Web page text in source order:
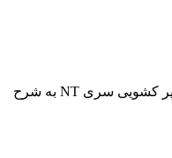
مشخصات کلید هوایی اشنایدر 1000 آمپر کشویی سری NT به شرح